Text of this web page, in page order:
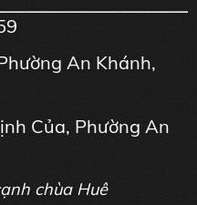
An Khánh,
Của, Phường An
chùa Huê